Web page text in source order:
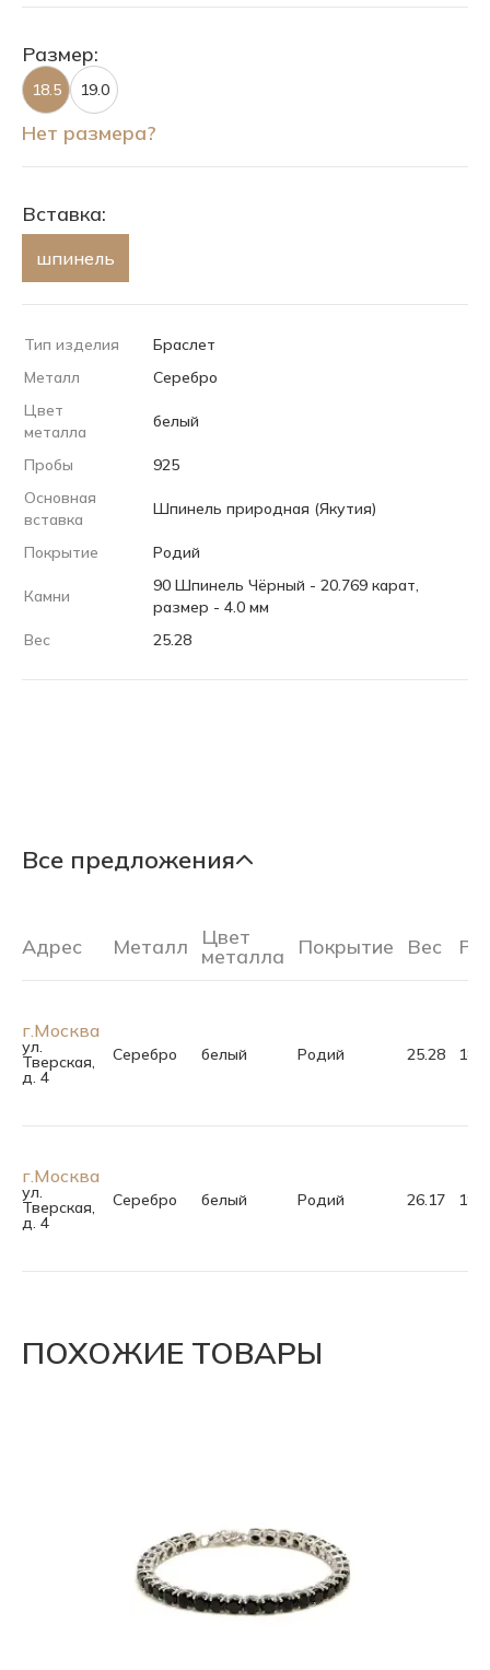
Размер:
18.5 19.0
Нет размера?
Вставка:
шпинель
Тип изделия
Браслет
Металл
Серебро
Цвет
металла
белый
Пробы
925
Основная
вставка
Шпинель природная (Якутия)
Покрытие Родий
Камни
90 Шпинель Чёрный - 20.769 карат,
размер - 4.0 мм
Вес
25.28
Все предложения
Адрес Металл Цвет
металла Покрытие Вес
г.Москва
ул.
Тверская,
д. 4
Серебро белый Родий 25.28 18.5
г.Москва
ул.
Тверская,
д. 4
Серебро белый Родий 26.17 19.0
ПОХОЖИЕ ТОВАРЫ